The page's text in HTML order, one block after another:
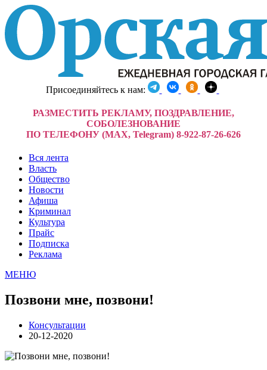
Присоединяйтесь к нам:
РАЗМЕСТИТЬ РЕКЛАМУ, ПОЗДРАВЛЕНИЕ,
СОБОЛЕЗНОВАНИЕ
ПО ТЕЛЕФОНУ (MAX, Telegram) 8-922-87-26-626
Вся лента
Власть
Общество
Новости
Афиша
Криминал
Культура
Прайс
Подписка
Реклама
МЕНЮ
Позвони мне, позвони!
Консультации
20-12-2020